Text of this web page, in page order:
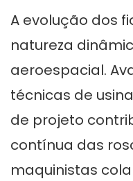
A evolução dos
natureza
aeroespacial.
técnicas de
de projeto
contínua das
maquinistas